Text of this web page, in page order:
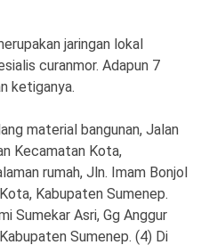
jaringan lokal
curanmor. Adapun 7
ketiganya.
material bangunan, Jalan
Kecamatan Kota,
rumah, Jln. Imam Bonjol
Kabupaten Sumenep.
Sumekar Asri, Gg Anggur
Sumenep. (4) Di